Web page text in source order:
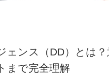
ェンス（DD）とは
まで完全理解